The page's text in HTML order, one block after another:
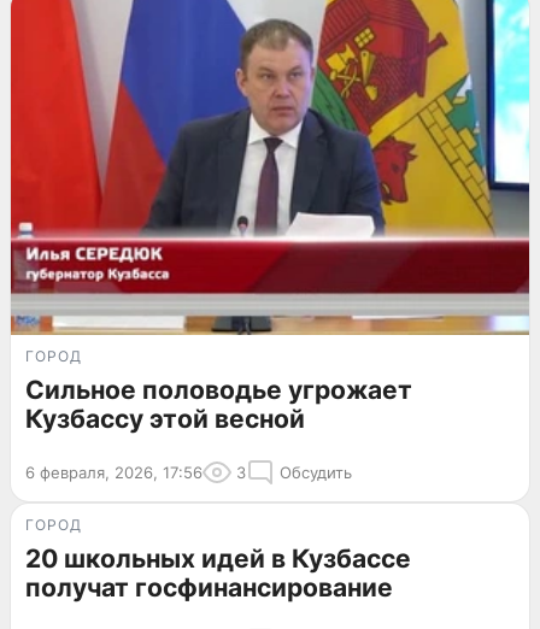
ГОРОД
Сильное половодье угрожает
Кузбассу этой весной
6 февраля, 2026, 17:56 3 Обсудить
ГОРОД
20 школьных идей в Кузбассе
получат госфинансирование